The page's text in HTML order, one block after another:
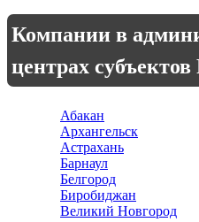
Компании в
центрах
Абакан
Архангельск
Астрахань
Барнаул
Белгород
Биробиджан
Великий Новгород